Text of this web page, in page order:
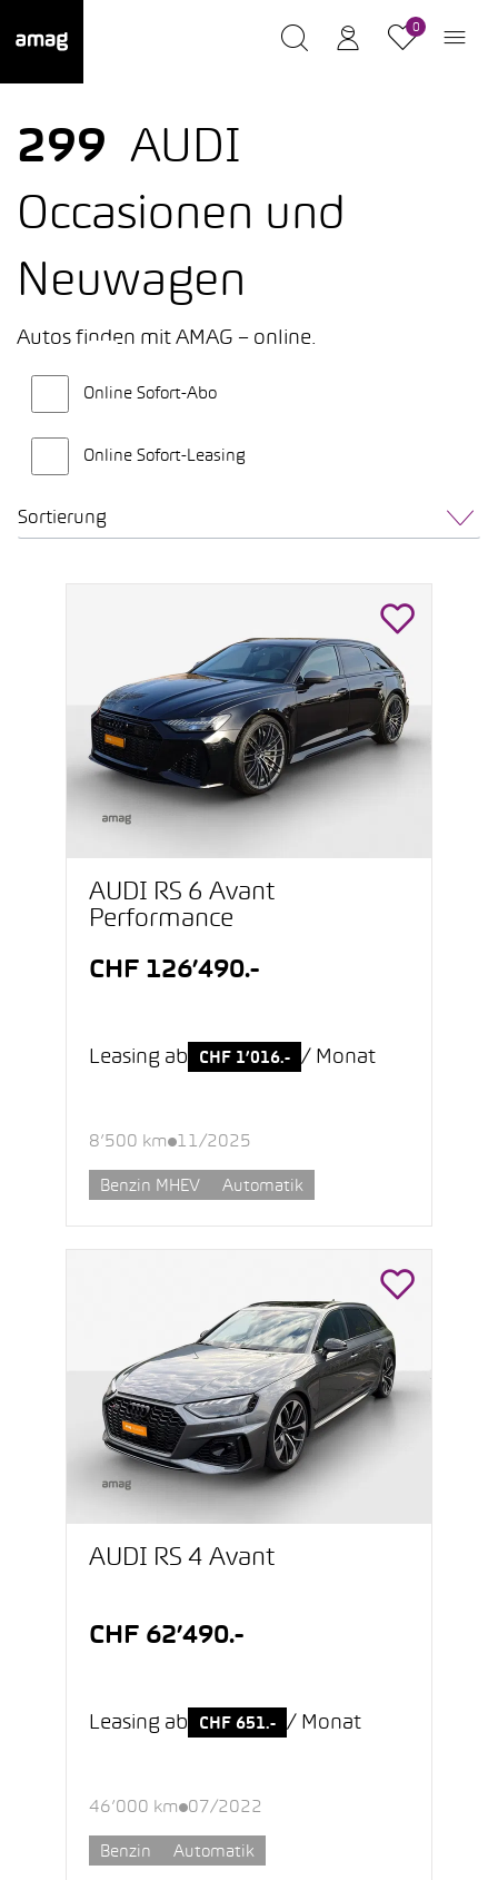
0
299 AUDI
Occasionen und
Neuwagen
Autos finden mit AMAG – online.
Online Sofort-Abo
Online Sofort-Leasing
Sortierung
AUDI RS 6 Avant
Performance
CHF 126’490.-
Leasing ab CHF 1’016.- / Monat
8’500 km 11/2025
Benzin MHEV Automatik
AUDI RS 4 Avant
CHF 62’490.-
Leasing ab CHF 651.- / Monat
46’000 km 07/2022
Benzin Automatik